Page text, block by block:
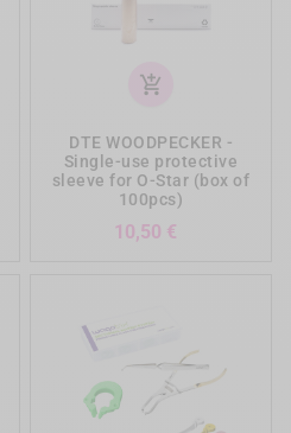
add_shopping_cart
DTE WOODPECKER -
Single-use protective
sleeve for O-Star (box of
100pcs)
10,50 €